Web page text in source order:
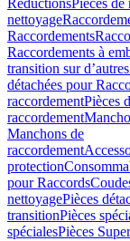
RéductionsPièces
nettoyage
Raccordements
Raccordements à
transition sur
détachées pour
raccordementPièces
raccordement
Manchons de
raccordement
protection
pour Raccords
nettoyagePièces
transitionPièces
spécialesPièces